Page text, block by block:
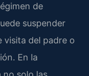
de
suspender
visita del padre o
En la